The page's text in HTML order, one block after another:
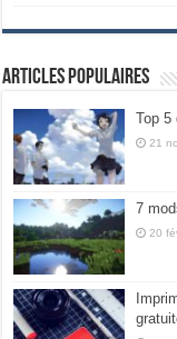
Articles populaires
Top 5
21
7
20